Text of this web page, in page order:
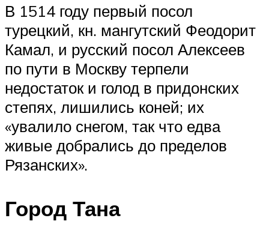
В 1514 году первый посол
турецкий, кн. мангутский Феодорит
Камал, и русский посол Алексеев
по пути в Москву терпели
недостаток и голод в придонских
степях, лишились коней; их
«увалило снегом, так что едва
живые добрались до пределов
Рязанских».
Город Тана